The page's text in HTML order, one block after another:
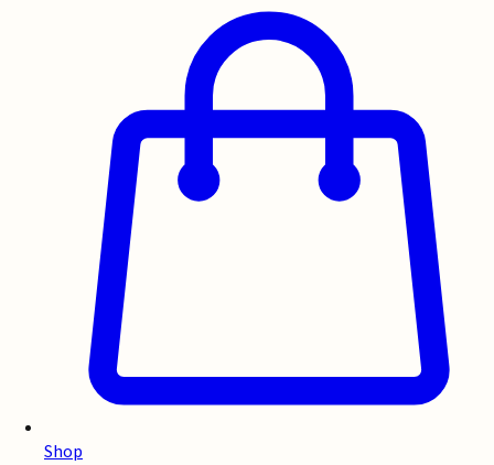
Shop